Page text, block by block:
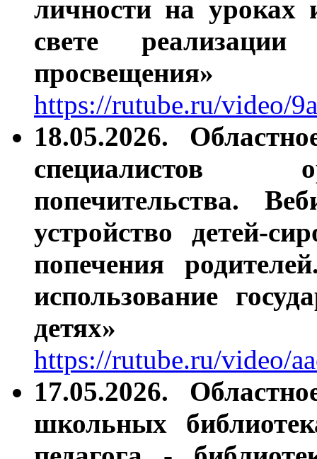
личности на уроках
свете реализации
просвещения»
https://rutube.ru/video/
18.05.2026.
попечительства.
устройство детей-
попечения
использование
детях»
https://rutube.ru/video/
17.05.2026.
школьных